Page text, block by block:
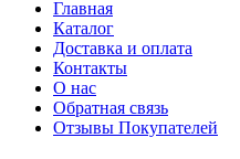
Главная
Каталог
Доставка и оплата
Контакты
О нас
Обратная связь
Отзывы Покупателей